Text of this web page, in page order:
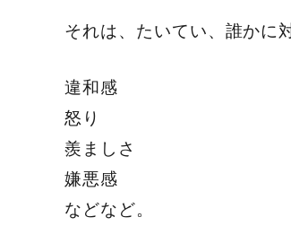
それは、たいてい、誰かに
違和感
怒り
羨ましさ
嫌悪感
などなど。